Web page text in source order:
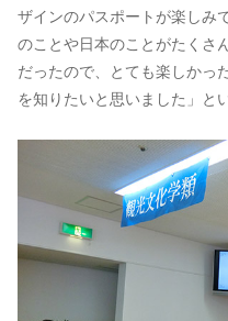
ザインのパスポートが楽しみ
のことや日本のことがたくさ
だったので、とても楽しかっ
を知りたいと思いました」と